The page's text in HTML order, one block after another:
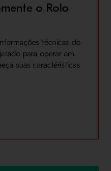
o Rolo
técnicas do
para operar em
suas caractéristicas